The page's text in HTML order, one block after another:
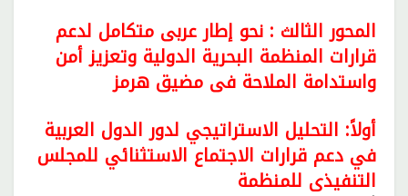
المحور الثالث : نحو إطار عربى متكامل لدعم
قرارات المنظمة البحرية الدولية وتعزيز أمن
واستدامة الملاحة فى مضيق هرمز
أولاً: التحليل الاستراتيجي لدور الدول العربية
في دعم قرارات الاجتماع الاستثنائي للمجلس
التنفيذى للمنظمة